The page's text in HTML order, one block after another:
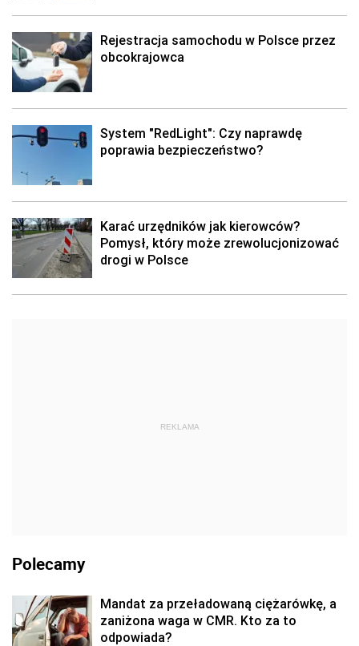
Rejestracja samochodu w Polsce przez
obcokrajowca
System "RedLight": Czy naprawdę
poprawia bezpieczeństwo?
Karać urzędników jak kierowców?
Pomysł, który może zrewolucjonizować
drogi w Polsce
REKLAMA
Polecamy
Mandat za przeładowaną ciężarówkę, a
zaniżona waga w CMR. Kto za to
odpowiada?